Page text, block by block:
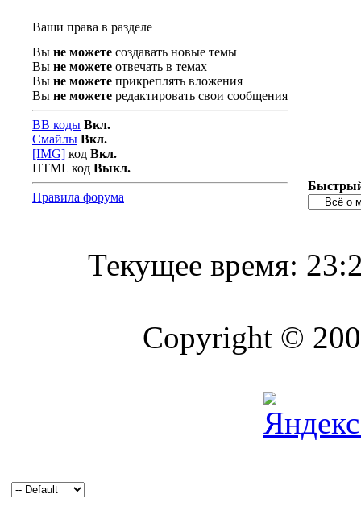
Ваши права в разделе
Вы не можете создавать новые темы
Вы не можете отвечать в темах
Вы не можете прикреплять вложения
Вы не можете редактировать свои сообщения
BB коды Вкл.
Смайлы Вкл.
[IMG] код Вкл.
HTML код Выкл.
Правила форума
Текущее время:
Copyright ©